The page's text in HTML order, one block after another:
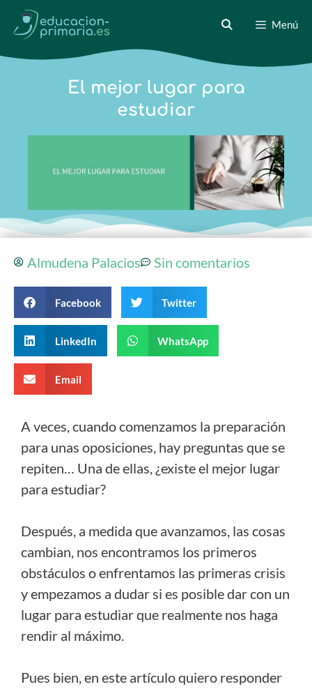
Menú
El mejor lugar para
estudiar
Almudena Palacios Sin comentarios
Facebook Twitter
LinkedIn WhatsApp
Email
A veces, cuando comenzamos la preparación
para unas oposiciones, hay preguntas que se
repiten… Una de ellas, ¿existe el mejor lugar
para estudiar?
Después, a medida que avanzamos, las cosas
cambian, nos encontramos los primeros
obstáculos o enfrentamos las primeras crisis
y empezamos a dudar si es posible dar con un
lugar para estudiar que realmente nos haga
rendir al máximo.
Pues bien, en este artículo quiero responder